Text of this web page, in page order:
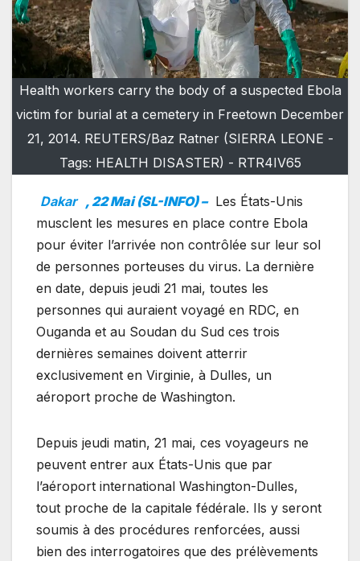
Health workers carry the body of a suspected Ebola
victim for burial at a cemetery in Freetown December
21, 2014. REUTERS/Baz Ratner (SIERRA LEONE -
Tags: HEALTH DISASTER) - RTR4IV65
Dakar , 22 Mai (SL-INFO) – Les États-Unis
musclent les mesures en place contre Ebola
pour éviter l’arrivée non contrôlée sur leur sol
de personnes porteuses du virus. La dernière
en date, depuis jeudi 21 mai, toutes les
personnes qui auraient voyagé en RDC, en
Ouganda et au Soudan du Sud ces trois
dernières semaines doivent atterrir
exclusivement en Virginie, à Dulles, un
aéroport proche de Washington.
Depuis jeudi matin, 21 mai, ces voyageurs ne
peuvent entrer aux États-Unis que par
l’aéroport international Washington-Dulles,
tout proche de la capitale fédérale. Ils y seront
soumis à des procédures renforcées, aussi
bien des interrogatoires que des prélèvements